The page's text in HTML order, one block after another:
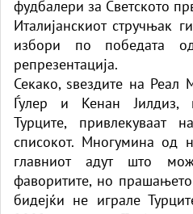
фудбалери за Светското
Италијанскиот стручњак
избори по победата
репрезентација.
Секако, ѕвездите на Реал
Ѓулер и Кенан Јилдиз,
Турците, привлекуваат
списокот. Многумина од
главниот адут што
фаворитите, но прашањето
бидејќи не играле